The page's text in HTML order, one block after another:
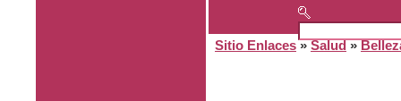
Sitio Enlaces»Salud»